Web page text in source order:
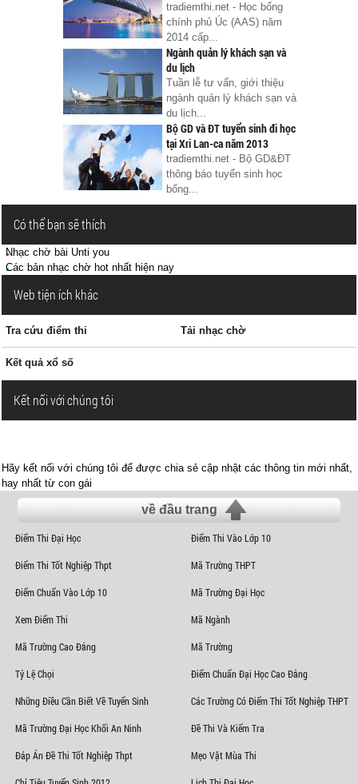
tradiemthi.net - Học bổng
chính phủ Úc (AAS) năm
2014 cấp...
Ngành quản lý khách sạn và
du lịch
Tuần lễ tư vấn, giới thiệu
ngành quản lý khách sạn và
du lịch...
Bộ GD và ĐT tuyển sinh đi học
tại Xri Lan-ca năm 2013
tradiemthi.net - Bộ GD&ĐT
thông báo tuyển sinh học
bổng...
Có thể bạn sẽ thích
Nhạc chờ bài Unti you
Các bản nhạc chờ hot nhất hiện nay
Web tiện ích khác
Tra cứu điểm thi Tải nhạc chờ
Kết quả xổ số
Kết nối với chúng tôi
Hãy kết nối với chúng tôi để được chia sẻ cập nhật các thông tin mới nhất,
hay nhất từ con gái
về đầu trang
Điểm Thi Đại Học Điểm Thi Vào Lớp 10
Điểm Thi Tốt Nghiệp Thpt Mã Trường THPT
Điểm Chuẩn Vào Lớp 10 Mã Trường Đại Học
Xem Điểm Thi Mã Ngành
Mã Trường Cao Đẳng Mã Trường
Tỷ Lệ Chọi Điểm Chuẩn Đại Học Cao Đẳng
Những Điều Cần Biết Về Tuyển Sinh Các Trường Có Điểm Thi Tốt Nghiệp THPT
Mã Trường Đại Học Khối An Ninh Đề Thi Và Kiểm Tra
Đáp Án Đề Thi Tốt Nghiệp Thpt Mẹo Vặt Mùa Thi